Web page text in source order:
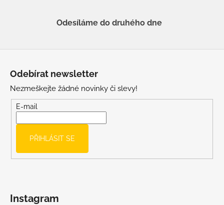
Odesíláme do druhého dne
Odebírat newsletter
Nezmeškejte žádné novinky či slevy!
E-mail
PŘIHLÁSIT SE
Instagram